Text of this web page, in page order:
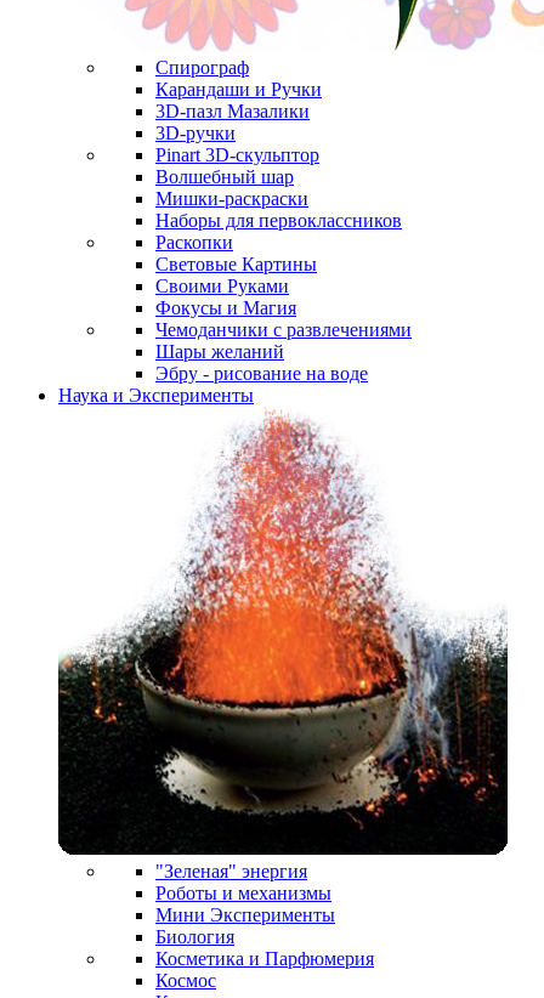
Спирограф
Карандаши и Ручки
3D-пазл Мазалики
3D-ручки
Pinart 3D-скульптор
Волшебный шар
Мишки-раскраски
Наборы для первоклассников
Раскопки
Световые Картины
Своими Руками
Фокусы и Магия
Чемоданчики с развлечениями
Шары желаний
Эбру - рисование на воде
Наука и Эксперименты
"Зеленая" энергия
Роботы и механизмы
Мини Эксперименты
Биология
Косметика и Парфюмерия
Космос